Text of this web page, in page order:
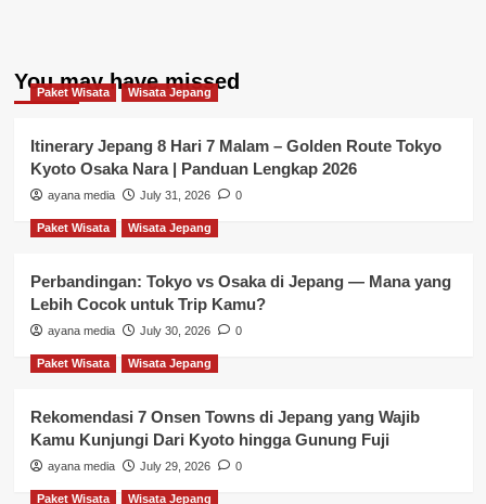
You may have missed
Paket Wisata Wisata Jepang
Itinerary Jepang 8 Hari 7 Malam – Golden Route Tokyo
Kyoto Osaka Nara | Panduan Lengkap 2026
ayana media July 31, 2026 0
Paket Wisata Wisata Jepang
Perbandingan: Tokyo vs Osaka di Jepang — Mana yang
Lebih Cocok untuk Trip Kamu?
ayana media July 30, 2026 0
Paket Wisata Wisata Jepang
Rekomendasi 7 Onsen Towns di Jepang yang Wajib
Kamu Kunjungi Dari Kyoto hingga Gunung Fuji
ayana media July 29, 2026 0
Paket Wisata Wisata Jepang